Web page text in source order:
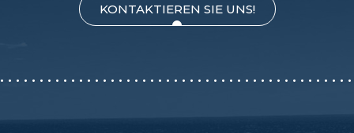
KONTAKTIEREN SIE UNS!